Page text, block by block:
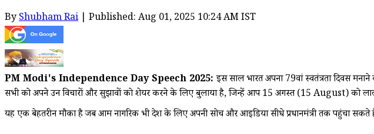
ByShubham Rai | Published: Aug 01, 2025 10:24 AM IST
PM Modi's Independence Day Speech 2025:इस साल भारत अपना 79वां स्वतंत्रता दिवस मनाने
सभी को अपने उन विचारों और सुझावों को शेयर करने के लिए बुलाया है, जिन्हें आप 15 अगस्त (15 August) को
यह एक बेहतरीन मौका है जब आम नागरिक भी देश के लिए अपनी सोच और आइडिया सीधे प्रधानमंत्री तक पहुंचा सकते